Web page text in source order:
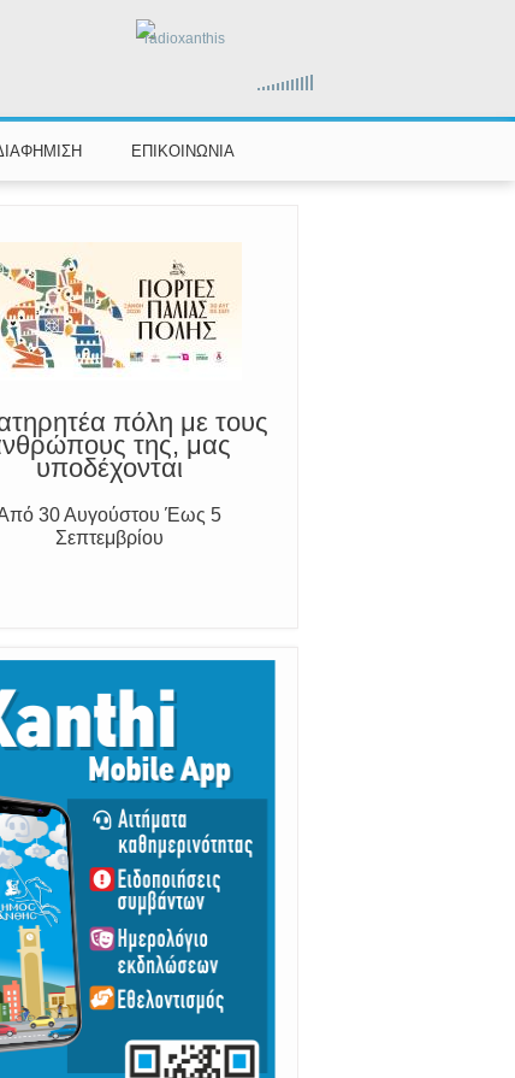
radioxanthis
ΕΠΙΚΟΙΝΩΝΙΑ
πόλη με τους
της, μας
υποδέχονται
30 Αυγούστου Έως 5
Σεπτεμβρίου